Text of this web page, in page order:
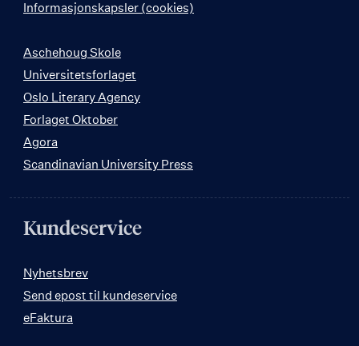
Informasjonskapsler (cookies)
Aschehoug Skole
Universitetsforlaget
Oslo Literary Agency
Forlaget Oktober
Agora
Scandinavian University Press
Kundeservice
Nyhetsbrev
Send epost til kundeservice
eFaktura